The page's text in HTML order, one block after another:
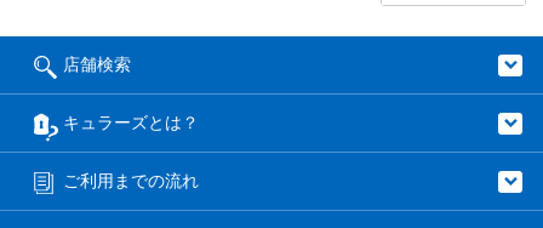
店舗検索
キュラーズとは？
ご利用までの流れ